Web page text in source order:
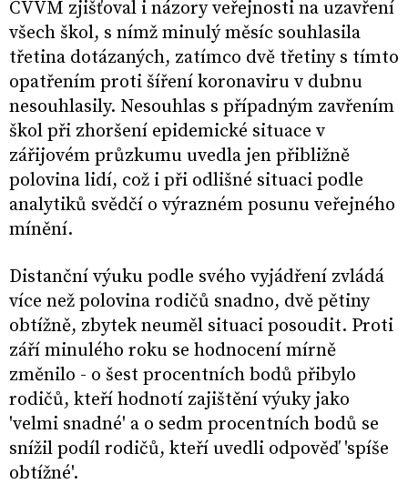
CVVM zjišťoval i názory veřejnosti na uzavření
všech škol, s nímž minulý měsíc souhlasila
třetina dotázaných, zatímco dvě třetiny s tímto
opatřením proti šíření koronaviru v dubnu
nesouhlasily. Nesouhlas s případným zavřením
škol při zhoršení epidemické situace v
zářijovém průzkumu uvedla jen přibližně
polovina lidí, což i při odlišné situaci podle
analytiků svědčí o výrazném posunu veřejného
mínění.
Distanční výuku podle svého vyjádření zvládá
více než polovina rodičů snadno, dvě pětiny
obtížně, zbytek neuměl situaci posoudit. Proti
září minulého roku se hodnocení mírně
změnilo - o šest procentních bodů přibylo
rodičů, kteří hodnotí zajištění výuky jako
'velmi snadné' a o sedm procentních bodů se
snížil podíl rodičů, kteří uvedli odpověď 'spíše
obtížné'.